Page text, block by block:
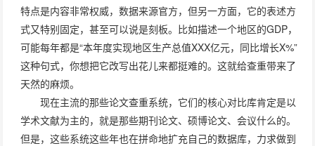
特点是内容非常权威，数据来源官方，但另一方面，它的表述方
式又特别固定，甚至可以说是刻板。比如描述一个地区的GDP，
可能每年都是“本年度实现地区生产总值XXX亿元，同比增长X%”
这种句式，你想把它改写出花儿来都挺难的。这就给查重带来了
天然的麻烦。
现在主流的那些论文查重系统，它们的核心对比库肯定是以
学术文献为主的，就是那些期刊论文、硕博论文、会议什么的。
但是，这些系统这些年也在拼命地扩充自己的数据库，力求做到